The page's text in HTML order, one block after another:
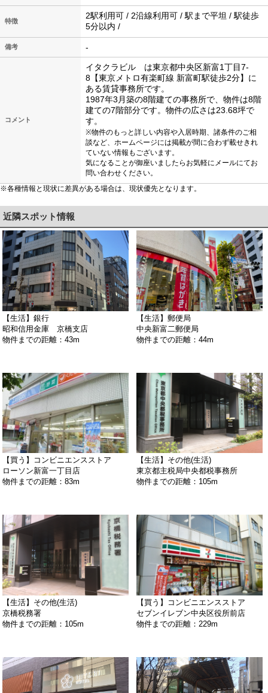
特徴
2駅利用可 / 2沿線利用可 / 駅まで平坦 / 駅徒歩
5分以内 /
備考 -
コメント
イタクラビル は東京都中央区新富1丁目7-
8【東京メトロ有楽町線 新富町駅徒歩2分】に
ある賃貸事務所です。
1987年3月築の8階建ての事務所で、物件は8階
建ての7階部分です。物件の広さは23.68坪で
す。
※物件のもっと詳しい内容や入居時期、諸条件のご相
談など、ホームページには掲載が間に合わず載せきれ
ていない情報もございます。
気になることが御座いましたらお気軽にメールにてお
問い合わせください。
※各種情報と現状に差異がある場合は、現状優先となります。
近隣スポット情報
【生活】銀行
昭和信用金庫 京橋支店
物件までの距離：43m
【生活】郵便局
中央新富二郵便局
物件までの距離：44m
【買う】コンビニエンスストア
ローソン新富一丁目店
物件までの距離：83m
【生活】その他(生活)
東京都主税局中央都税事務所
物件までの距離：105m
【生活】その他(生活)
京橋税務署
物件までの距離：105m
【買う】コンビニエンスストア
セブンイレブン中央区役所前店
物件までの距離：229m